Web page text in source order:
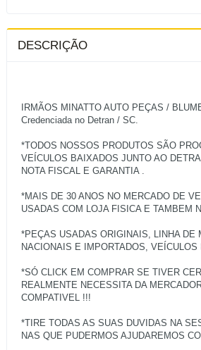
DESCRIÇÃO
IRMÃOS MINATTO AUTO PEÇAS /
Credenciada no Detran / SC.
*TODOS NOSSOS PRODUTOS SÃO
VEÍCULOS BAIXADOS JUNTO AO
NOTA FISCAL E GARANTIA .
*MAIS DE 30 ANOS NO MERCADO DE
USADAS COM LOJA FISICA E TAMBEM
*PEÇAS USADAS ORIGINAIS, LINHA DE
NACIONAIS E IMPORTADOS,
*SÓ CLICK EM COMPRAR SE TIVER
REALMENTE NECESSITA DA
COMPATIVEL !!!
*TIRE TODAS AS SUAS DUVIDAS NA
NAS QUE PUDERMOS AJUDAREMOS